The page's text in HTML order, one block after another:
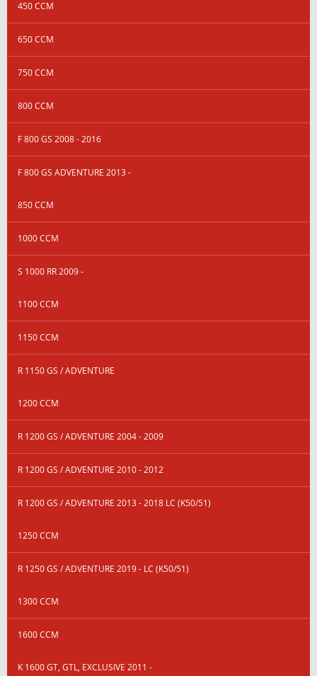
450 CCM
650 CCM
750 CCM
800 CCM
F 800 GS 2008 - 2016
F 800 GS ADVENTURE 2013 -
850 CCM
1000 CCM
S 1000 RR 2009 -
1100 CCM
1150 CCM
R 1150 GS / ADVENTURE
1200 CCM
R 1200 GS / ADVENTURE 2004 - 2009
R 1200 GS / ADVENTURE 2010 - 2012
R 1200 GS / ADVENTURE 2013 - 2018 LC (K50/51)
1250 CCM
R 1250 GS / ADVENTURE 2019 - LC (K50/51)
1300 CCM
1600 CCM
K 1600 GT, GTL, EXCLUSIVE 2011 -